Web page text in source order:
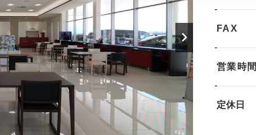
FAX
営業時間
定休日